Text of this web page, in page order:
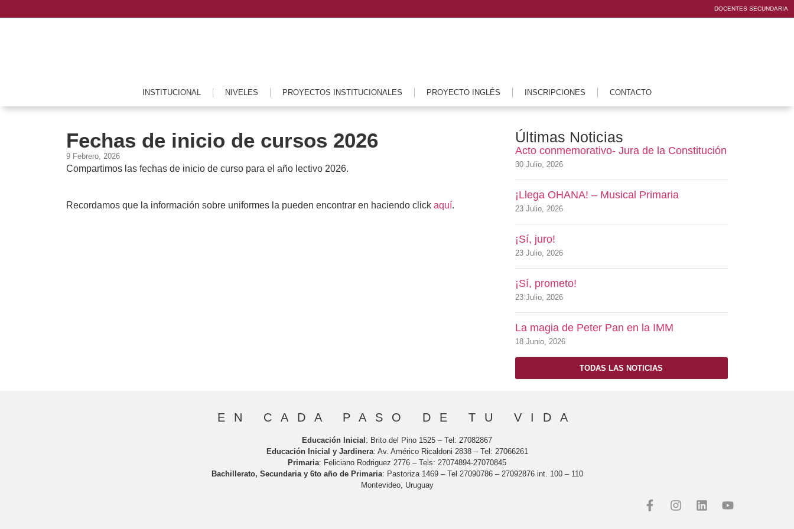
DOCENTES SECUNDARIA
INSTITUCIONAL NIVELES PROYECTOS INSTITUCIONALES PROYECTO INGLÉS INSCRIPCIONES CONTACTO
Fechas de inicio de cursos 2026
9 Febrero, 2026
Compartimos las fechas de inicio de curso para el año lectivo 2026.
Recordamos que la información sobre uniformes la pueden encontrar en haciendo click aquí.
Últimas Noticias
Acto conmemorativo- Jura de la Constitución
30 Julio, 2026
¡Llega OHANA! – Musical Primaria
23 Julio, 2026
¡Sí, juro!
23 Julio, 2026
¡Sí, prometo!
23 Julio, 2026
La magia de Peter Pan en la IMM
18 Junio, 2026
TODAS LAS NOTICIAS
EN CADA PASO DE TU VIDA
Educación Inicial : Brito del Pino 1525 – Tel: 27082867
Educación Inicial y Jardinera: Av. Américo Ricaldoni 2838 – Tel: 27066261
Primaria: Feliciano Rodriguez 2776 – Tels: 27074894-27070845
Bachillerato, Secundaria y 6to año de Primaria: Pastoriza 1469 – Tel 27090786 – 27092876 int. 100 – 110
Montevideo, Uruguay